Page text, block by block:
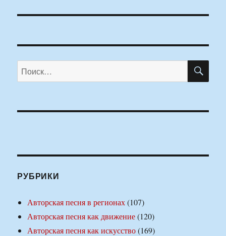
Искать:
РУБРИКИ
Авторская песня в регионах(107)
Авторская песня как движение(120)
Авторская песня как искусство(169)